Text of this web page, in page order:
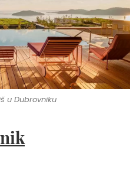
u Dubrovniku